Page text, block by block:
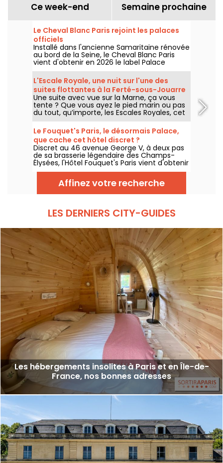
Ce week-end Semaine prochaine
Le Cheval Blanc Paris rejoint les palaces
officiels
Installé dans l'ancienne Samaritaine rénovée
au bord de la Seine, le Cheval Blanc Paris
vient d'obtenir en 2026 le label Palace
décerné par Atout France, une distinction
qui couronne cinq ans d'une adresse qui a
profondément renouvelé les codes du luxe
à Paris. On vous dit pourquoi ce haut mérite
amplement la distinction.
L'Escale Royale, une nuit sur l'une des
suites flottantes à la Ferté-sous-Jouarre
(77)
Une suite avec vue sur la Marne, ça vous
tente ? Que vous ayez le pied marin ou pas
du tout, qu’importe, les Escales Royales, cet
hébergement insolite sur l’eau vous propose
de passer une nuit (ou plus si affinités) au
sein de l’une de ses suites flottantes du côté
de la Ferté-sous-Jouarre.
Le Fouquet's Paris, le désormais Palace,
que cache cet hôtel discret ?
Discret au 46 avenue George V, à deux pas
de sa brasserie légendaire des Champs-
Élysées, l'Hôtel Fouquet's Paris vient d'obtenir
en 2026 le label Palace décerné par Atout
France, rejoignant le cercle très fermé des
33 établissements d'exception en France. Si
vous ne le connaissez pas, on vous dit tout
Affinez votre recherche
LES DERNIERS CITY-GUIDES
Les hébergements insolites à Paris et en Île-de-
France, nos bonnes adresses